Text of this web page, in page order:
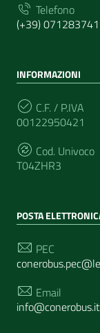
Telefono
(+39)
INFORMAZIONI
C.F. / P.IVA
00122950421
Cod. Univoco
T04ZHR3
POSTA
PEC
Email
info@conerobus.it